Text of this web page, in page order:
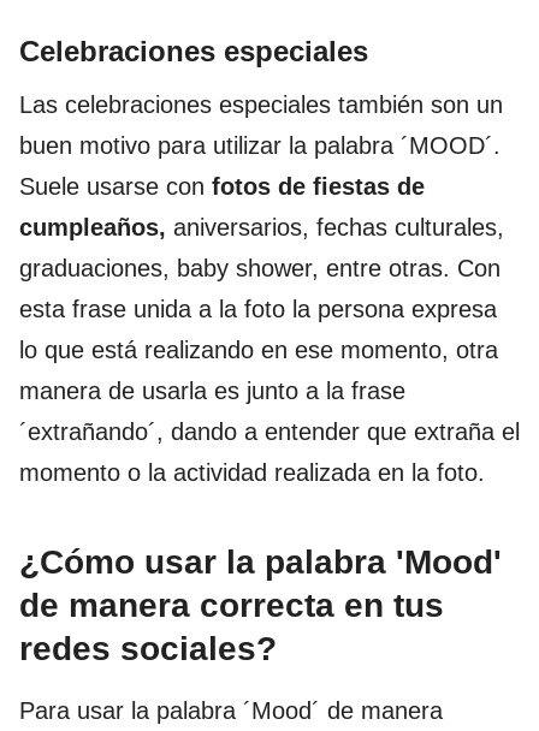
Celebraciones especiales
Las celebraciones especiales también son un
buen motivo para utilizar la palabra ´MOOD´.
Suele usarse con fotos de fiestas de
cumpleaños, aniversarios, fechas culturales,
graduaciones, baby shower, entre otras. Con
esta frase unida a la foto la persona expresa
lo que está realizando en ese momento, otra
manera de usarla es junto a la frase
´extrañando´, dando a entender que extraña el
momento o la actividad realizada en la foto.
¿Cómo usar la palabra 'Mood'
de manera correcta en tus
redes sociales?
Para usar la palabra ´Mood´ de manera